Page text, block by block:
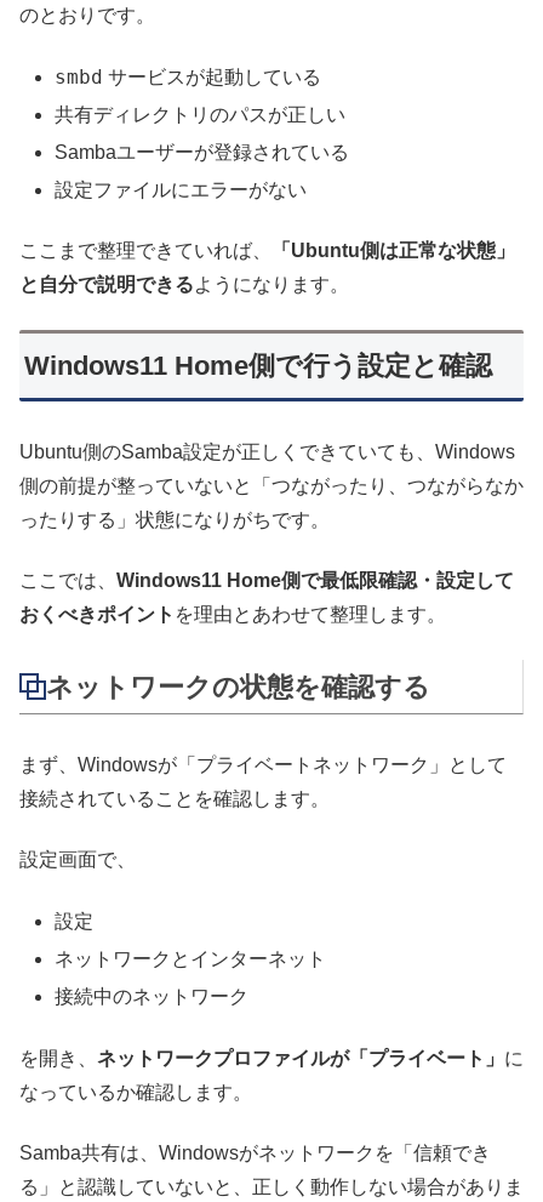
のとおりです。
smbd サービスが起動している
共有ディレクトリのパスが正しい
Sambaユーザーが登録されている
設定ファイルにエラーがない
ここまで整理できていれば、
「Ubuntu側は正常な状態」
と自分で説明できるようになります。
Windows11 Home側で行う設定と確認
Ubuntu側のSamba設定が正しくできていても、Windows
側の前提が整っていないと「つながったり、つながらなか
ったりする」状態になりがちです。
ここでは、 Windows11 Home側で最低限確認・設定して
おくべきポイント を理由とあわせて整理します。
ネットワークの状態を確認する
まず、Windowsが「プライベートネットワーク」として
接続されていることを確認します。
設定画面で、
設定
ネットワークとインターネット
接続中のネットワーク
を開き、 ネットワークプロファイルが「プライベート」 に
なっているか確認します。
Samba共有は、Windowsがネットワークを「信頼でき
る」と認識していないと、正しく動作しない場合がありま